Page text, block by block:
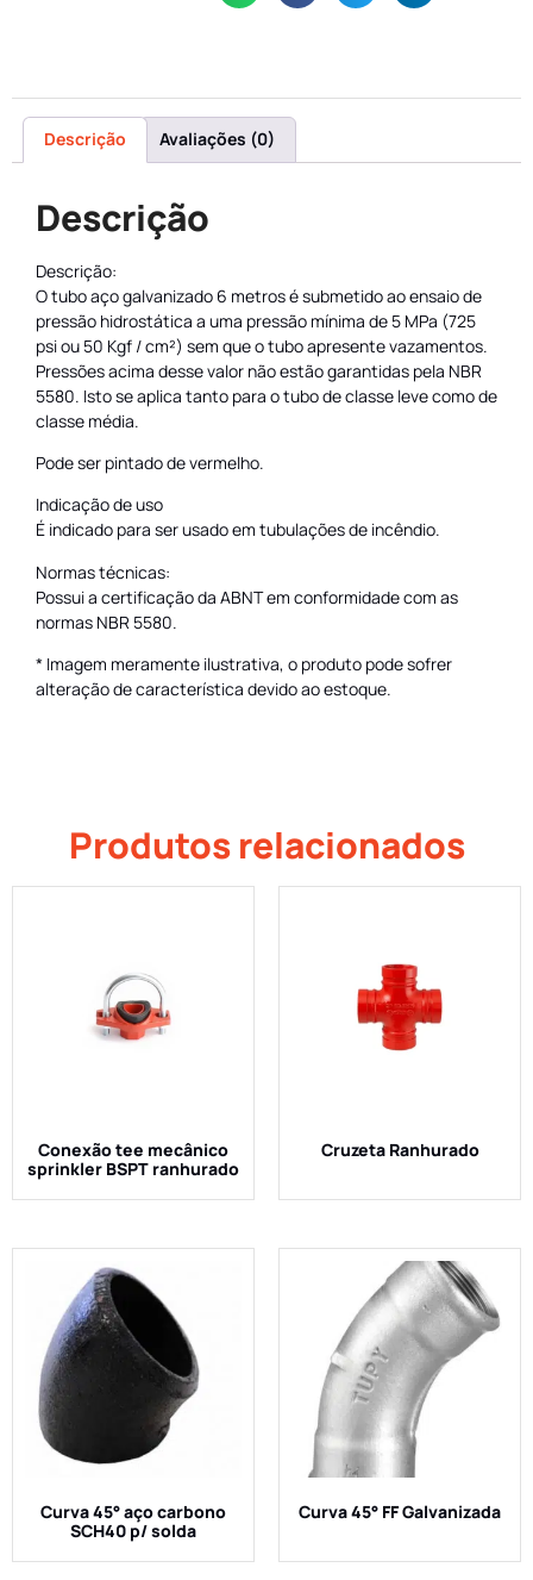
Descrição Avaliações (0)
Descrição
Descrição:
O tubo aço galvanizado 6 metros é submetido ao ensaio de
pressão hidrostática a uma pressão mínima de 5 MPa (725
psi ou 50 Kgf / cm²) sem que o tubo apresente vazamentos.
Pressões acima desse valor não estão garantidas pela NBR
5580. Isto se aplica tanto para o tubo de classe leve como de
classe média.
Pode ser pintado de vermelho.
Indicação de uso
É indicado para ser usado em tubulações de incêndio.
Normas técnicas:
Possui a certificação da ABNT em conformidade com as
normas NBR 5580.
* Imagem meramente ilustrativa, o produto pode sofrer
alteração de característica devido ao estoque.
Produtos relacionados
Conexão tee mecânico
sprinkler BSPT ranhurado
Cruzeta Ranhurado
Curva 45° aço carbono
SCH40 p/ solda
Curva 45° FF Galvanizada